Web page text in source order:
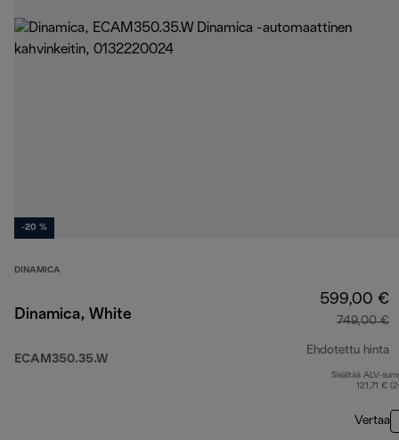
-20 %
DINAMICA
Dinamica, White
ECAM350.35.W
599,00 €
749,00 €
Ehdotettu hinta
Sisältää ALV-
121,71 €
Vertaa